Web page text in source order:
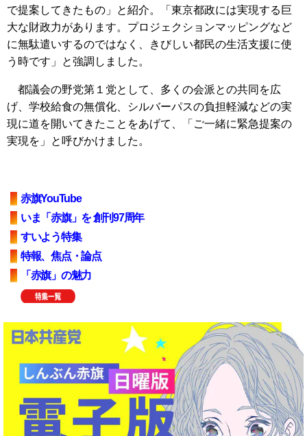
で提案してきたもの」と紹介。「東京都政には実現する巨
大な財政力があります。プロジェクションマッピングなど
に無駄遣いするのではなく、きびしい都民の生活支援に使
う時です」と強調しました。
都議会の野党第１党として、多くの会派との共同を広
げ、学校給食の無償化、シルバーパスの負担軽減などの実
現に道を開いてきたことをあげて、「ご一緒に緊急提案の
実現を」と呼びかけました。
赤旗YouTube
いま「赤旗」を 創刊97周年
すいよう特集
特報、焦点・論点
「赤旗」の魅力